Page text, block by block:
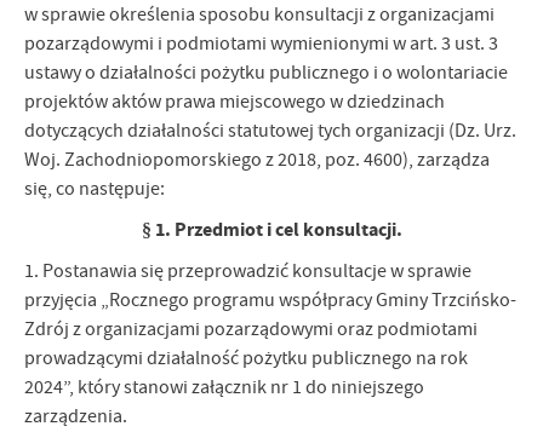
w sprawie określenia sposobu konsultacji z organizacjami
pozarządowymi i podmiotami wymienionymi w art. 3 ust. 3
ustawy o działalności pożytku publicznego i o wolontariacie
projektów aktów prawa miejscowego w dziedzinach
dotyczących działalności statutowej tych organizacji (Dz. Urz.
Woj. Zachodniopomorskiego z 2018, poz. 4600), zarządza
się, co następuje:
§ 1. Przedmiot i cel konsultacji.
1. Postanawia się przeprowadzić konsultacje w sprawie
przyjęcia „Rocznego programu współpracy Gminy Trzcińsko-
Zdrój z organizacjami pozarządowymi oraz podmiotami
prowadzącymi działalność pożytku publicznego na rok
2024”, który stanowi załącznik nr 1 do niniejszego
zarządzenia.